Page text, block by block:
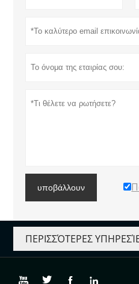
υποβάλλουν
ΠΕΡΙΣΣΌΤΕΡΕΣ
   